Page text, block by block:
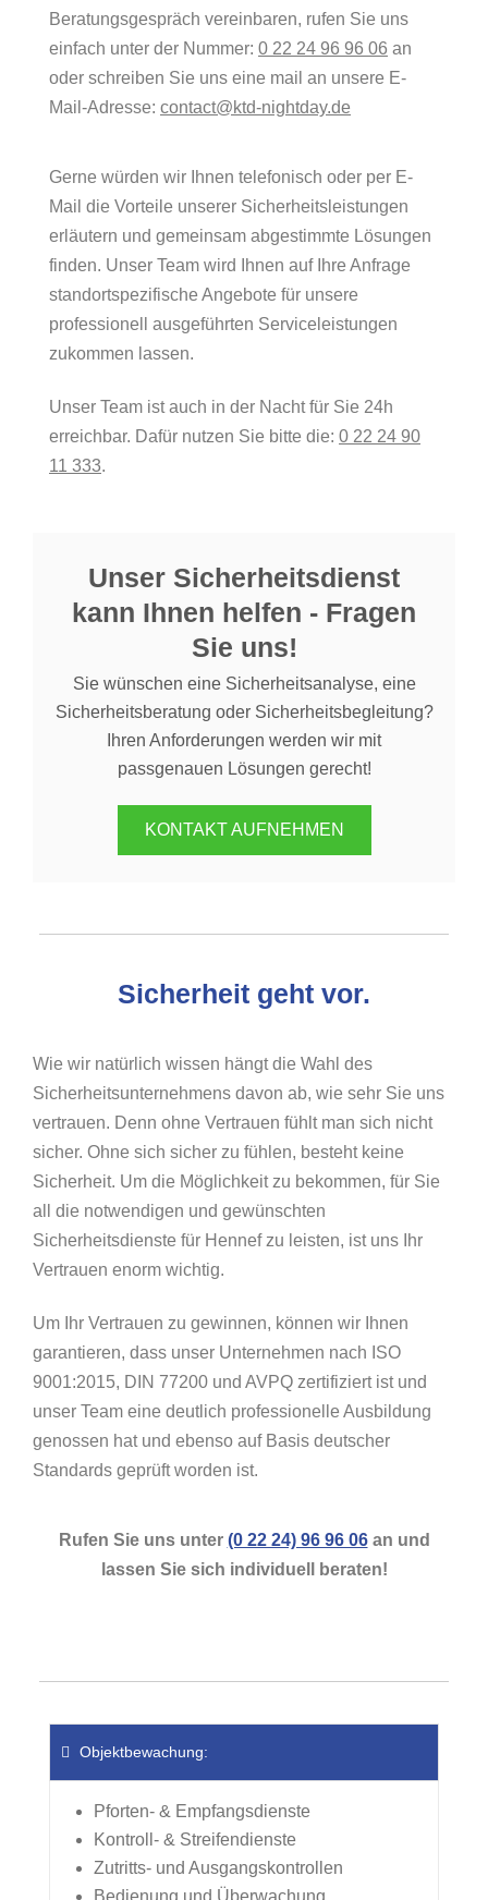
Beratungsgespräch vereinbaren, rufen Sie uns
einfach unter der Nummer: 0 22 24 96 96 06 an
oder schreiben Sie uns eine mail an unsere E-
Mail-Adresse: contact@ktd-nightday.de
Gerne würden wir Ihnen telefonisch oder per E-
Mail die Vorteile unserer Sicherheitsleistungen
erläutern und gemeinsam abgestimmte Lösungen
finden. Unser Team wird Ihnen auf Ihre Anfrage
standortspezifische Angebote für unsere
professionell ausgeführten Serviceleistungen
zukommen lassen.
Unser Team ist auch in der Nacht für Sie 24h
erreichbar. Dafür nutzen Sie bitte die: 0 22 24 90
11 333.
Unser Sicherheitsdienst
kann Ihnen helfen - Fragen
Sie uns!
Sie wünschen eine Sicherheitsanalyse, eine
Sicherheitsberatung oder Sicherheitsbegleitung?
Ihren Anforderungen werden wir mit
passgenauen Lösungen gerecht!
KONTAKT AUFNEHMEN
Sicherheit geht vor.
Wie wir natürlich wissen hängt die Wahl des
Sicherheitsunternehmens davon ab, wie sehr Sie uns
vertrauen. Denn ohne Vertrauen fühlt man sich nicht
sicher. Ohne sich sicher zu fühlen, besteht keine
Sicherheit. Um die Möglichkeit zu bekommen, für Sie
all die notwendigen und gewünschten
Sicherheitsdienste für Hennef zu leisten, ist uns Ihr
Vertrauen enorm wichtig.
Um Ihr Vertrauen zu gewinnen, können wir Ihnen
garantieren, dass unser Unternehmen nach ISO
9001:2015, DIN 77200 und AVPQ zertifiziert ist und
unser Team eine deutlich professionelle Ausbildung
genossen hat und ebenso auf Basis deutscher
Standards geprüft worden ist.
Rufen Sie uns unter (0 22 24) 96 96 06an und
lassen Sie sich individuell beraten!
Objektbewachung:
Pforten- & Empfangsdienste
Kontroll- & Streifendienste
Zutritts- und Ausgangskontrollen
Bedienung und Überwachung